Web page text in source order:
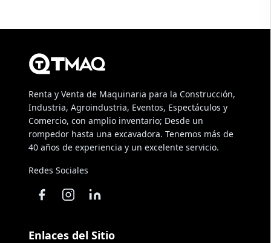
Renta y Venta de Maquinaria para la Construcción,
Industria, Agroindustria, Eventos, Espectáculos y
Comercio, con amplio inventario; Desde un
rompedor hasta una excavadora. Tenemos más de
40 años de experiencia y un excelente servicio.
Redes Sociales
Enlaces del Sitio